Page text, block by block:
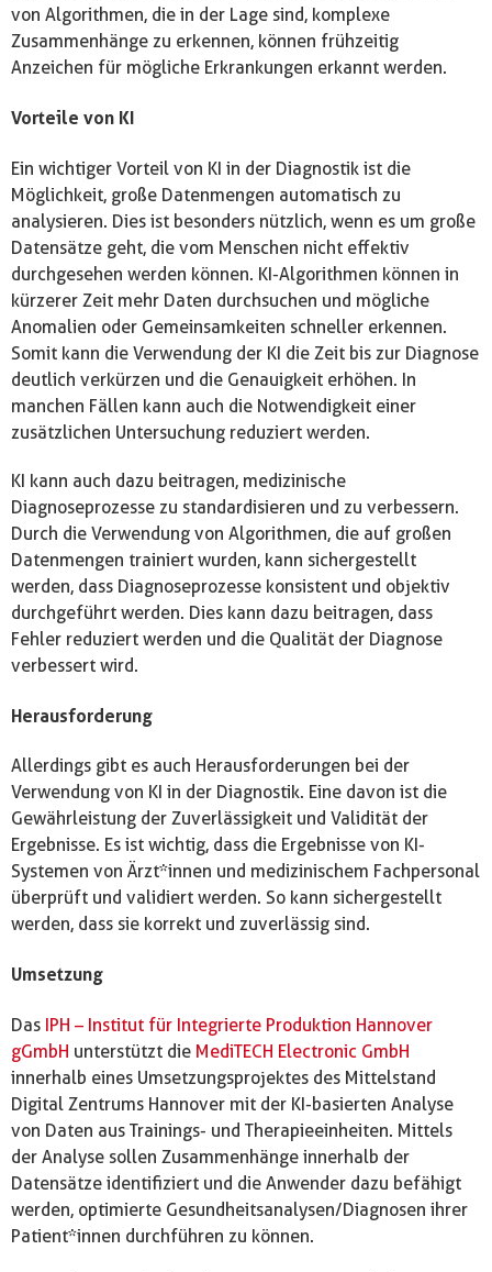
von Algorithmen, die in der Lage sind, komplexe
Zusammenhänge zu erkennen, können frühzeitig
Anzeichen für mögliche Erkrankungen erkannt werden.
Vorteile von KI
Ein wichtiger Vorteil von KI in der Diagnostik ist die
Möglichkeit, große Datenmengen automatisch zu
analysieren. Dies ist besonders nützlich, wenn es um große
Datensätze geht, die vom Menschen nicht effektiv
durchgesehen werden können. KI-Algorithmen können in
kürzerer Zeit mehr Daten durchsuchen und mögliche
Anomalien oder Gemeinsamkeiten schneller erkennen.
Somit kann die Verwendung der KI die Zeit bis zur Diagnose
deutlich verkürzen und die Genauigkeit erhöhen. In
manchen Fällen kann auch die Notwendigkeit einer
zusätzlichen Untersuchung reduziert werden.
KI kann auch dazu beitragen, medizinische
Diagnoseprozesse zu standardisieren und zu verbessern.
Durch die Verwendung von Algorithmen, die auf großen
Datenmengen trainiert wurden, kann sichergestellt
werden, dass Diagnoseprozesse konsistent und objektiv
durchgeführt werden. Dies kann dazu beitragen, dass
Fehler reduziert werden und die Qualität der Diagnose
verbessert wird.
Herausforderung
Allerdings gibt es auch Herausforderungen bei der
Verwendung von KI in der Diagnostik. Eine davon ist die
Gewährleistung der Zuverlässigkeit und Validität der
Ergebnisse. Es ist wichtig, dass die Ergebnisse von KI-
Systemen von Ärzt*innen und medizinischem Fachpersonal
überprüft und validiert werden. So kann sichergestellt
werden, dass sie korrekt und zuverlässig sind.
Umsetzung
Das IPH – Institut für Integrierte Produktion Hannover
gGmbH unterstützt die MediTECH Electronic GmbH
innerhalb eines Umsetzungsprojektes des Mittelstand
Digital Zentrums Hannover mit der KI-basierten Analyse
von Daten aus Trainings- und Therapieeinheiten. Mittels
der Analyse sollen Zusammenhänge innerhalb der
Datensätze identifiziert und die Anwender dazu befähigt
werden, optimierte Gesundheitsanalysen/Diagnosen ihrer
Patient*innen durchführen zu können.